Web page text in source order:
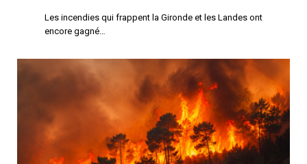
Les incendies qui frappent la Gironde et les Landes ont
encore gagné…